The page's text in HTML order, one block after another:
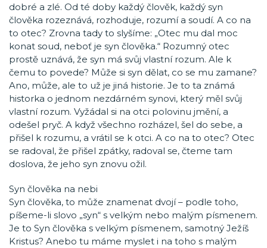
dobré a zlé. Od té doby každý člověk, každý syn
člověka rozeznává, rozhoduje, rozumí a soudí. A co na
to otec? Zrovna tady to slyšíme: „Otec mu dal moc
konat soud, neboť je syn člověka.“ Rozumný otec
prostě uznává, že syn má svůj vlastní rozum. Ale k
čemu to povede? Může si syn dělat, co se mu zamane?
Ano, může, ale to už je jiná historie. Je to ta známá
historka o jednom nezdárném synovi, který měl svůj
vlastní rozum. Vyžádal si na otci polovinu jmění, a
odešel pryč. A když všechno rozházel, šel do sebe, a
přišel k rozumu, a vrátil se k otci. A co na to otec? Otec
se radoval, že přišel zpátky, radoval se, čteme tam
doslova, že jeho syn znovu ožil.
Syn člověka na nebi
Syn člověka, to může znamenat dvojí – podle toho,
píšeme-li slovo „syn“ s velkým nebo malým písmenem.
Je to Syn člověka s velkým písmenem, samotný Ježíš
Kristus? Anebo tu máme myslet i na toho s malým